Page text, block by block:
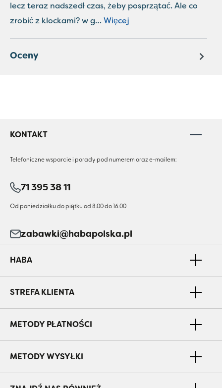
lecz teraz nadszedł czas, żeby posprzątać. Ale co
zrobić z klockami? w g… Więcej
Oceny
KONTAKT
Telefoniczne wsparcie i porady pod numerem oraz e-mailem:
71 395 38 11
Od poniedziałku do piątku od 8.00 do 16.00
zabawki@habapolska.pl
HABA
STREFA KLIENTA
METODY PŁATNOŚCI
METODY WYSYŁKI